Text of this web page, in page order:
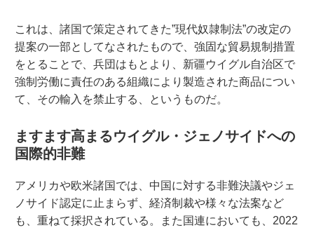
これは、諸国で策定されてきた”現代奴隷制法”の改定の
提案の一部としてなされたもので、強固な貿易規制措置
をとることで、兵団はもとより、新疆ウイグル自治区で
強制労働に責任のある組織により製造された商品につい
て、その輸入を禁止する、というものだ。‎
ますます高まるウイグル・ジェノサイドへの
国際的非難
アメリカや欧米諸国では、中国に対する非難決議やジェ
ノサイド認定に止まらず、経済制裁や様々な法案など
も、重ねて採択されている。また国連においても、2022